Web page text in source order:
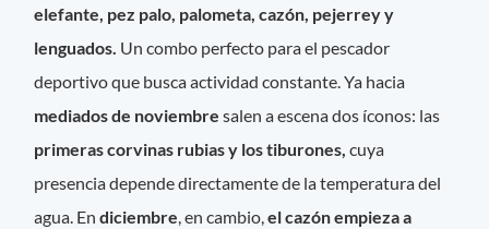
elefante, pez palo, palometa, cazón, pejerrey y
lenguados. Un combo perfecto para el pescador
deportivo que busca actividad constante. Ya hacia
mediados de noviembresalen a escena dos íconos: las
primeras corvinas rubias y los tiburones, cuya
presencia depende directamente de la temperatura del
agua. Endiciembre, en cambio,el cazón empieza a